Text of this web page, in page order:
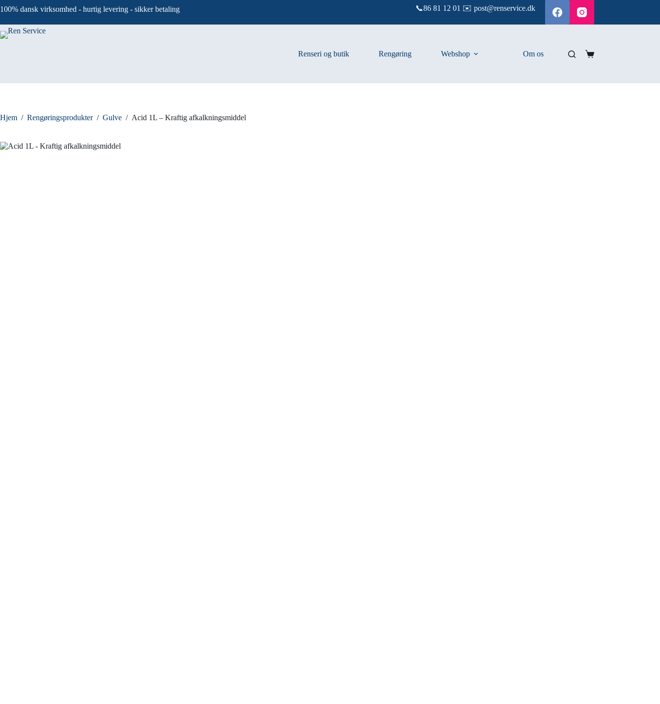
til
100% dansk virksomhed - hurtig levering - sikker betaling 📞86 81 12 01 ✉️ post@renservice.dk
Renseri og butik Rengøring Webshop Om os Indkøbskurv
Hjem / Rengøringsprodukter / Gulve / Acid 1L – Kraftig afkalkningsmiddel